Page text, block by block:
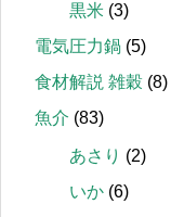
黒米 (3)
電気圧力鍋 (5)
食材解説 雑穀 (8)
魚介 (83)
あさり (2)
いか (6)